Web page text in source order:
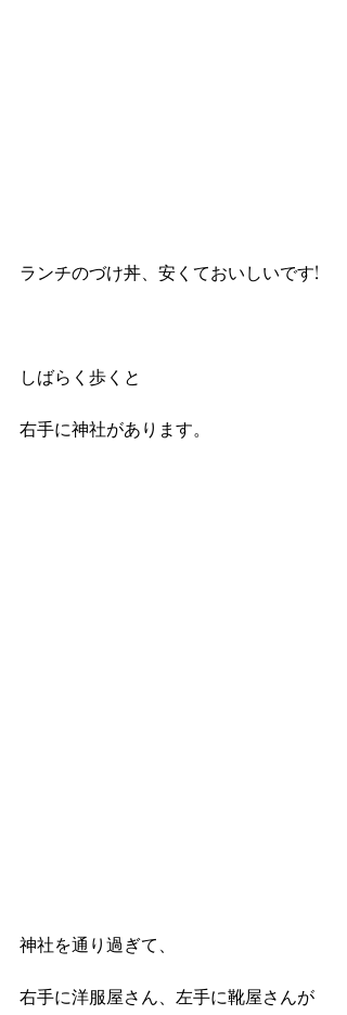
ランチのづけ丼、安くておいしいです!
しばらく歩くと
右手に神社があります。
神社を通り過ぎて、
右手に洋服屋さん、左手に靴屋さんが